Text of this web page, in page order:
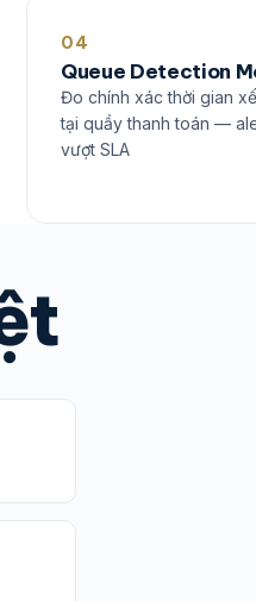
04
Queue Detection
Đo chính xác thời gian
tại quầy thanh toán —
vượt SLA